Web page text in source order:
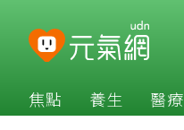
焦點 養生 醫療